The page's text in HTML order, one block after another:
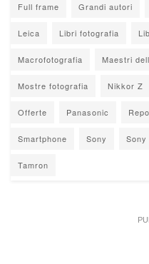
Full frame Grandi autori
Leica Libri fotografia
Macrofotografia Maestri
Mostre fotografia Nikkor Z
Offerte Panasonic
Smartphone Sony Sony
Tamron